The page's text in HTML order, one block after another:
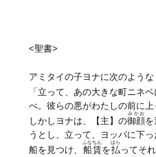
<聖書>
アミタイの子ヨナに次のような
「立って、あの大きな町ニネ
べ。彼らの悪がわたしの前に上
しかしヨナは、【主】の御顔
みかお
を
うとし、立って、ヨッパに下
船を見つけ、 船賃
ふなちん
を払
はら
ってそ